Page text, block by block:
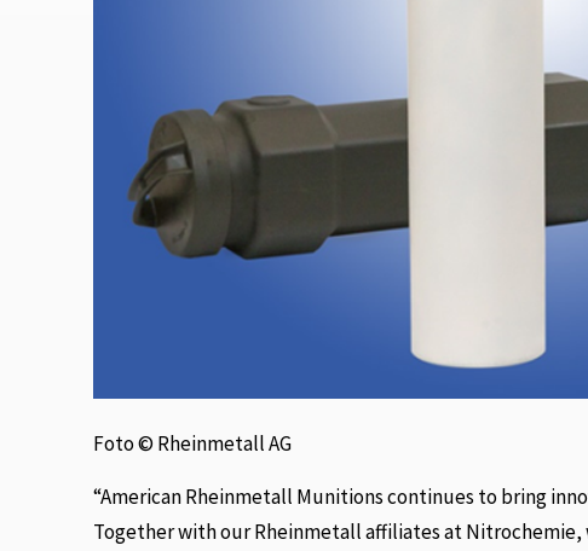
Foto © Rheinmetall AG
“American Rheinmetall Munitions continues to bring
Together with our Rheinmetall affiliates at